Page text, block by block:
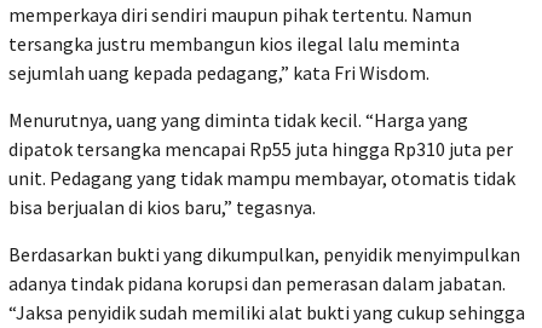
memperkaya diri sendiri maupun pihak tertentu. Namun
tersangka justru membangun kios ilegal lalu meminta
sejumlah uang kepada pedagang,” kata Fri Wisdom.
Menurutnya, uang yang diminta tidak kecil. “Harga yang
dipatok tersangka mencapai Rp55 juta hingga Rp310 juta per
unit. Pedagang yang tidak mampu membayar, otomatis tidak
bisa berjualan di kios baru,” tegasnya.
Berdasarkan bukti yang dikumpulkan, penyidik menyimpulkan
adanya tindak pidana korupsi dan pemerasan dalam jabatan.
“Jaksa penyidik sudah memiliki alat bukti yang cukup sehingga